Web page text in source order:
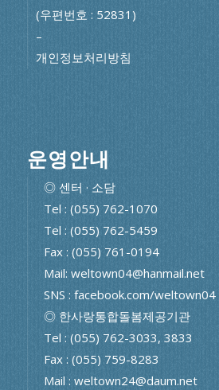
(우편번호 : 52831)
–
개인정보처리방침
운영안내
◎ 센터 · 소담
Tel : (055) 762-1070
Tel : (055) 762-5459
Fax : (055) 761-0194
Mail: weltown04@hanmail.net
SNS : facebook.com/weltown04
◎ 한사랑통합돌봄제공기관
Tel : (055) 762-3033, 3833
Fax : (055) 759-8283
Mail : weltown24@daum.net